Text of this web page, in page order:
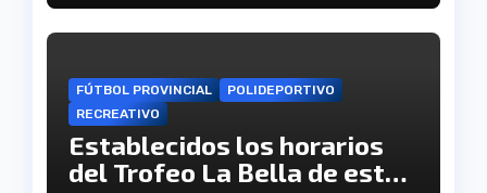
FÚTBOL PROVINCIAL
POLIDEPORTIVO
RECREATIVO
Establecidos los horarios
del Trofeo La Bella de este